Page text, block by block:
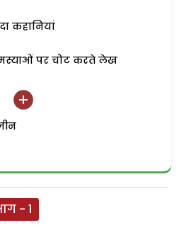
कहानियां
पर चोट करते लेख
- 1